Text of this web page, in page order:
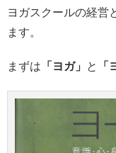
ヨガスクールの経営
ます。
まずは 「ヨガ」 と 「